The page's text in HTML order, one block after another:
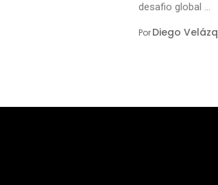
desafio global ...
PorDiego